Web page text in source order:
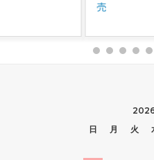
日
月 火